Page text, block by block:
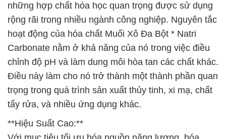
những hợp chất hóa học quan trọng được sử dụng
rộng rãi trong nhiều ngành công nghiệp. Nguyên tắc
hoạt động của hóa chất Muối Xô Đa Bột * Natri
Carbonate nằm ở khả năng của nó trong việc điều
chỉnh độ pH và làm dung môi hòa tan các chất khác.
Điều này làm cho nó trở thành một thành phần quan
trọng trong quá trình sản xuất thủy tinh, xi mạ, chất
tẩy rửa, và nhiều ứng dụng khác.
**Hiệu Suất Cao:**